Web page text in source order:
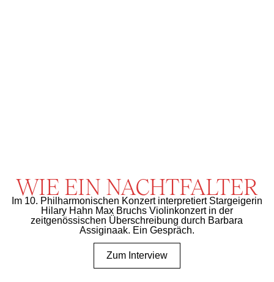
WIE EIN NACHTFALTER
Im 10. Philharmonischen Konzert interpretiert Stargeigerin
Hilary Hahn Max Bruchs Violinkonzert in der
zeitgenössischen Überschreibung durch Barbara
Assiginaak. Ein Gespräch.
Zum Interview